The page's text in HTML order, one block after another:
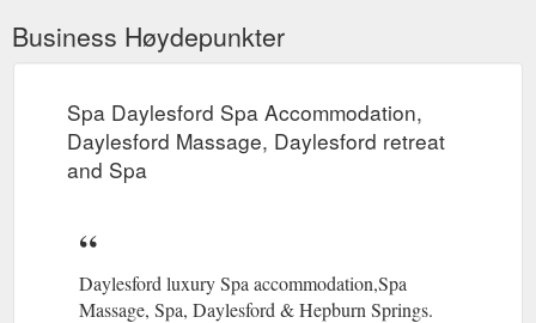
Business Høydepunkter
Spa Daylesford Spa Accommodation,
Daylesford Massage, Daylesford retreat
and Spa
Daylesford luxury Spa accommodation,Spa
Massage, Spa, Daylesford & Hepburn Springs.